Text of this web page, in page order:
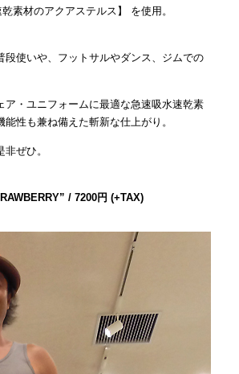
素材のアクアステルス】 を使用。
使いや、フットサルやダンス、ジムでの
・ユニフォームに最適な急速吸水速乾素
性も兼ね備えた斬新な仕上がり。
ぜひ。
/ 7200円 (+TAX)